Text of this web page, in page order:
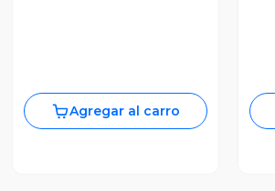
Agregar al carro